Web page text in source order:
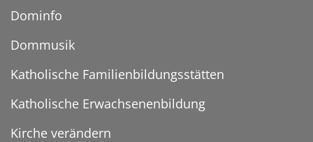
Dominfo
Dommusik
Katholische Familienbildungsstätten
Katholische Erwachsenenbildung
Kirche verändern